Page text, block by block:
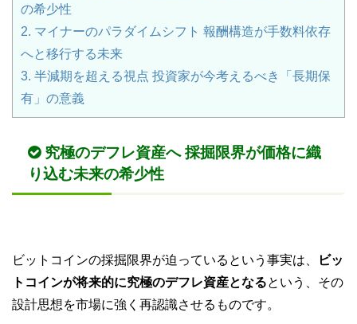
の希少性
2. マイナーのパラダイムシフト 報酬構造が手数料依存
へと移行する未来
3. 半減期を超える視点 投資家が今考えるべき「長期保
有」の意義
究極のデフレ資産へ 採掘限界が価格に織
り込む未来の希少性
ビットコインの採掘限界が迫っているという事実は、
ビッ
トコインが将来的に究極のデフレ資産となるという、その
設計思想を市場に強く再認識させるものです。